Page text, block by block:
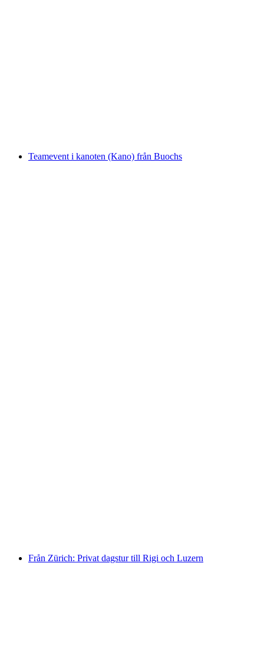
Teamevent i kanoten (Kano) från Buochs
Från Zürich: Privat dagstur till Rigi och Luzern